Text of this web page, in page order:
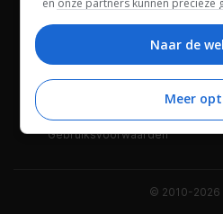
Wie is FWD
Adverteren
Gebruiksvoorwaarden
© 2010-2026
Bepaalde leveranciers kunnen uw
beheren. Zoek onderaan deze
een link om uw toestemming te
privacy- en cookie-instellingen.
Naar de
Meer